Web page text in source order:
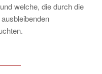
welche, die durch die